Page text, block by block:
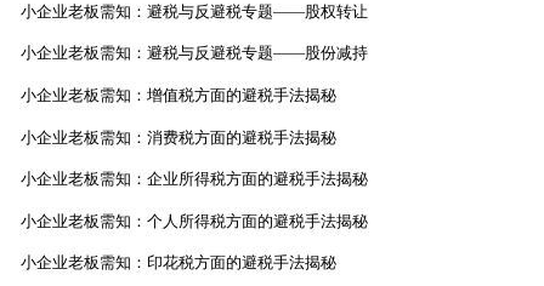
小企业老板需知：避税与反避税专题——股权转让
小企业老板需知：避税与反避税专题——股份减持
小企业老板需知：增值税方面的避税手法揭秘
小企业老板需知：消费税方面的避税手法揭秘
小企业老板需知：企业所得税方面的避税手法揭秘
小企业老板需知：个人所得税方面的避税手法揭秘
小企业老板需知：印花税方面的避税手法揭秘